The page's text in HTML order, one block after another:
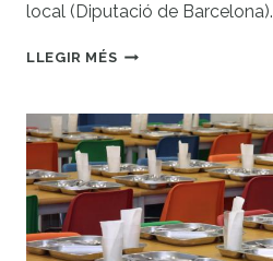
local (Diputació de Barcelona).
LLEGIR MÉSFITXES